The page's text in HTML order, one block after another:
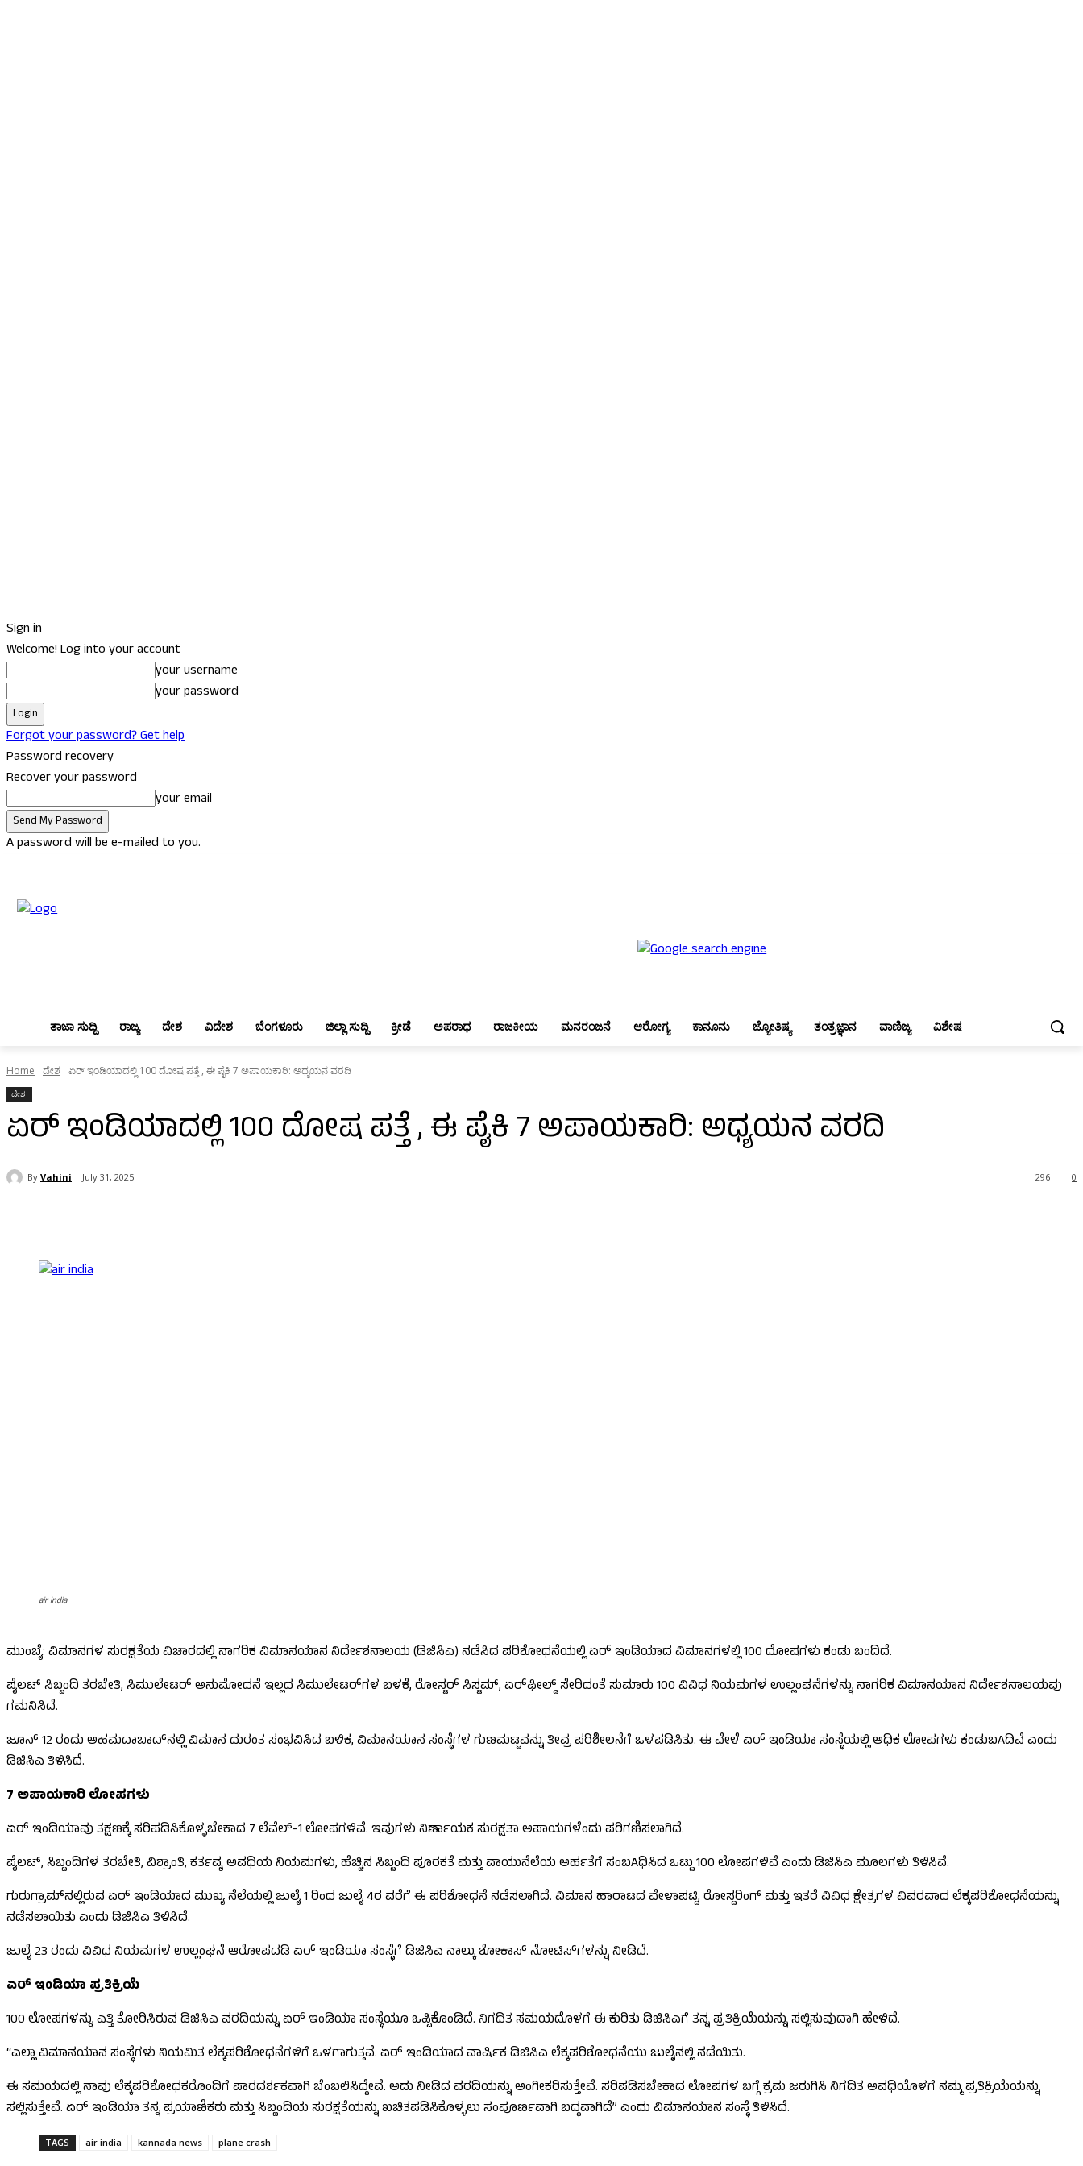
Sign in
Welcome! Log into your account
your username
your password
Forgot your password? Get help
Password recovery
Recover your password
your email
A password will be e-mailed to you.
ತಾಜಾ ಸುದ್ದಿ ರಾಜ್ಯ ದೇಶ ವಿದೇಶ ಬೆಂಗಳೂರು ಜಿಲ್ಲಾ ಸುದ್ದಿ ಕ್ರೀಡೆ ಅಪರಾಧ ರಾಜಕೀಯ ಮನರಂಜನೆ ಆರೋಗ್ಯ ಕಾನೂನು ಜ್ಯೋತಿಷ್ಯ ತಂತ್ರಜ್ಞಾನ ವಾಣಿಜ್ಯ ವಿಶೇಷ
Home ದೇಶ ಏರ್ ಇಂಡಿಯಾದಲ್ಲಿ 100 ದೋಷ ಪತ್ತೆ , ಈ ಪೈಕಿ 7 ಅಪಾಯಕಾರಿ: ಅಧ್ಯಯನ ವರದಿ
ದೇಶ
ಏರ್ ಇಂಡಿಯಾದಲ್ಲಿ 100 ದೋಷ ಪತ್ತೆ , ಈ ಪೈಕಿ 7 ಅಪಾಯಕಾರಿ: ಅಧ್ಯಯನ ವರದಿ
By Vahini July 31, 2025 0
296
air india
ಮುಂಬೈ: ವಿಮಾನಗಳ ಸುರಕ್ಷತೆಯ ವಿಚಾರದಲ್ಲಿ ನಾಗರಿಕ ವಿಮಾನಯಾನ ನಿರ್ದೇಶನಾಲಯ (ಡಿಜಿಸಿಎ) ನಡೆಸಿದ ಪರಿಶೋಧನೆಯಲ್ಲಿ ಏರ್ ಇಂಡಿಯಾದ ವಿಮಾನಗಳಲ್ಲಿ 100 ದೋಷಗಳು ಕಂಡು ಬಂದಿದೆ.
ಪೈಲಟ್ ಸಿಬ್ಬಂದಿ ತರಬೇತಿ, ಸಿಮುಲೇಟರ್ ಅನುಮೋದನೆ ಇಲ್ಲದ ಸಿಮುಲೇಟರ್‌ಗಳ ಬಳಕೆ, ರೋಸ್ಟರ್ ಸಿಸ್ಟಮ್, ಏರ್‌ಫೀಲ್ಡ್ ಸೇರಿದಂತೆ ಸುಮಾರು 100 ವಿವಿಧ ನಿಯಮಗಳ ಉಲ್ಲಂಘನೆಗಳನ್ನು ನಾಗರಿಕ ವಿಮಾನಯಾನ ನಿರ್ದೇಶನಾಲಯವು
ಗಮನಿಸಿದೆ.
ಜೂನ್ 12 ರಂದು ಅಹಮದಾಬಾದ್‌ನಲ್ಲಿ ವಿಮಾನ ದುರಂತ ಸಂಭವಿಸಿದ ಬಳಿಕ, ವಿಮಾನಯಾನ ಸಂಸ್ಥೆಗಳ ಗುಣಮಟ್ಟವನ್ನು ತೀವ್ರ ಪರಿಶೀಲನೆಗೆ ಒಳಪಡಿಸಿತು. ಈ ವೇಳೆ ಏರ್ ಇಂಡಿಯಾ ಸಂಸ್ಥೆಯಲ್ಲಿ ಅಧಿಕ ಲೋಪಗಳು ಕಂಡುಬAದಿವೆ ಎಂದು
ಡಿಜಿಸಿಎ ತಿಳಿಸಿದೆ.
7 ಅಪಾಯಕಾರಿ ಲೋಪಗಳು
ಏರ್ ಇಂಡಿಯಾವು ತಕ್ಷಣಕ್ಕೆ ಸರಿಪಡಿಸಿಕೊಳ್ಳಬೇಕಾದ 7 ಲೆವೆಲ್-1 ಲೋಪಗಳಿವೆ. ಇವುಗಳು ನಿರ್ಣಾಯಕ ಸುರಕ್ಷತಾ ಅಪಾಯಗಳೆಂದು ಪರಿಗಣಿಸಲಾಗಿದೆ.
ಪೈಲಟ್, ಸಿಬ್ಬಂದಿಗಳ ತರಬೇತಿ, ವಿಶ್ರಾಂತಿ, ಕರ್ತವ್ಯ ಅವಧಿಯ ನಿಯಮಗಳು, ಹೆಚ್ಚಿನ ಸಿಬ್ಬಂದಿ ಪೂರಕತೆ ಮತ್ತು ವಾಯುನೆಲೆಯ ಅರ್ಹತೆಗೆ ಸಂಬAಧಿಸಿದ ಒಟ್ಟು 100 ಲೋಪಗಳಿವೆ ಎಂದು ಡಿಜಿಸಿಎ ಮೂಲಗಳು ತಿಳಿಸಿವೆ.
ಗುರುಗ್ರಾಮ್‌ನಲ್ಲಿರುವ ಏರ್ ಇಂಡಿಯಾದ ಮುಖ್ಯ ನೆಲೆಯಲ್ಲಿ ಜುಲೈ 1 ರಿಂದ ಜುಲೈ 4ರ ವರೆಗೆ ಈ ಪರಿಶೋಧನೆ ನಡೆಸಲಾಗಿದೆ. ವಿಮಾನ ಹಾರಾಟದ ವೇಳಾಪಟ್ಟಿ, ರೋಸ್ಟರಿಂಗ್ ಮತ್ತು ಇತರೆ ವಿವಿಧ ಕ್ಷೇತ್ರಗಳ ವಿವರವಾದ ಲೆಕ್ಕಪರಿಶೋಧನೆಯನ್ನು
ನಡೆಸಲಾಯಿತು ಎಂದು ಡಿಜಿಸಿಎ ತಿಳಿಸಿದೆ.
ಜುಲೈ 23 ರಂದು ವಿವಿಧ ನಿಯಮಗಳ ಉಲ್ಲಂಘನೆ ಆರೋಪದಡಿ ಏರ್ ಇಂಡಿಯಾ ಸಂಸ್ಥೆಗೆ ಡಿಜಿಸಿಎ ನಾಲ್ಕು ಶೋಕಾಸ್ ನೋಟಿಸ್‌ಗಳನ್ನು ನೀಡಿದೆ.
ಏರ್ ಇಂಡಿಯಾ ಪ್ರತಿಕ್ರಿಯೆ
100 ಲೋಪಗಳನ್ನು ಎತ್ತಿ ತೋರಿಸಿರುವ ಡಿಜಿಸಿಎ ವರದಿಯನ್ನು ಏರ್ ಇಂಡಿಯಾ ಸಂಸ್ಥೆಯೂ ಒಪ್ಪಿಕೊಂಡಿದೆ. ನಿಗದಿತ ಸಮಯದೊಳಗೆ ಈ ಕುರಿತು ಡಿಜಿಸಿಎಗೆ ತನ್ನ ಪ್ರತಿಕ್ರಿಯೆಯನ್ನು ಸಲ್ಲಿಸುವುದಾಗಿ ಹೇಳಿದೆ.
“ಎಲ್ಲಾ ವಿಮಾನಯಾನ ಸಂಸ್ಥೆಗಳು ನಿಯಮಿತ ಲೆಕ್ಕಪರಿಶೋಧನೆಗಳಿಗೆ ಒಳಗಾಗುತ್ತವೆ. ಏರ್ ಇಂಡಿಯಾದ ವಾರ್ಷಿಕ ಡಿಜಿಸಿಎ ಲೆಕ್ಕಪರಿಶೋಧನೆಯು ಜುಲೈನಲ್ಲಿ ನಡೆಯಿತು.
ಈ ಸಮಯದಲ್ಲಿ ನಾವು ಲೆಕ್ಕಪರಿಶೋಧಕರೊಂದಿಗೆ ಪಾರದರ್ಶಕವಾಗಿ ಬೆಂಬಲಿಸಿದ್ದೇವೆ. ಅದು ನೀಡಿದ ವರದಿಯನ್ನು ಅಂಗೀಕರಿಸುತ್ತೇವೆ. ಸರಿಪಡಿಸಬೇಕಾದ ಲೋಪಗಳ ಬಗ್ಗೆ ಕ್ರಮ ಜರುಗಿಸಿ ನಿಗದಿತ ಅವಧಿಯೊಳಗೆ ನಮ್ಮ ಪ್ರತಿಕ್ರಿಯೆಯನ್ನು
ಸಲ್ಲಿಸುತ್ತೇವೆ. ಏರ್ ಇಂಡಿಯಾ ತನ್ನ ಪ್ರಯಾಣಿಕರು ಮತ್ತು ಸಿಬ್ಬಂದಿಯ ಸುರಕ್ಷತೆಯನ್ನು ಖಚಿತಪಡಿಸಿಕೊಳ್ಳಲು ಸಂಪೂರ್ಣವಾಗಿ ಬದ್ಧವಾಗಿದೆ” ಎಂದು ವಿಮಾನಯಾನ ಸಂಸ್ಥೆ ತಿಳಿಸಿದೆ.
TAGS air india kannada news plane crash